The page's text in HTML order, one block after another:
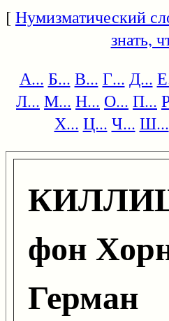
[Нумизматический
знать,
А... Б... В... Г... Д...
Л... М... Н... О... П...
Х... Ц... Ч... Ш...
фон
Герман